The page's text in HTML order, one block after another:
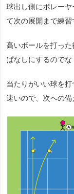
球出し側にボレー
て次の展開まで練習
高いボールを打っ
ぱなしにするのでな
当たりがいい球を
速いので、次への備